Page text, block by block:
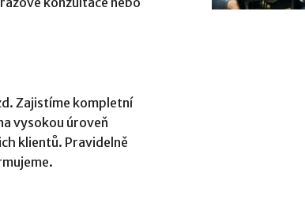
Zajistíme kompletní
vysokou úroveň
klientů. Pravidelně